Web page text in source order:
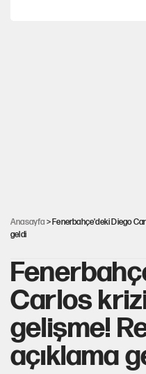
Anasayfa > Fenerbahçe'deki Diego
geldi
Carlos
gelişme!
açıklama